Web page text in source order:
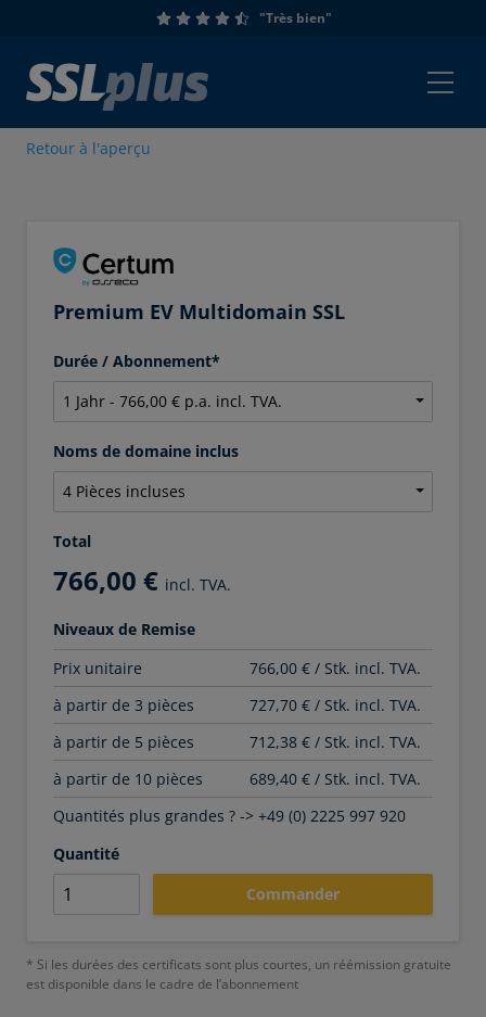
"Très bien"
Retour à l'aperçu
Premium EV Multidomain SSL
Durée / Abonnement*
Noms de domaine inclus
Total
766,00 € incl. TVA.
Niveaux de Remise
Prix unitaire
766,00 € / Stk. incl. TVA.
à partir de 3 pièces
727,70 € / Stk. incl. TVA.
à partir de 5 pièces
712,38 € / Stk. incl. TVA.
à partir de 10 pièces
689,40 € / Stk. incl. TVA.
Quantités plus grandes ? -> +49 (0) 2225 997 920
Quantité
Commander
* Si les durées des certificats sont plus courtes, un réémission gratuite
est disponible dans le cadre de l’abonnement